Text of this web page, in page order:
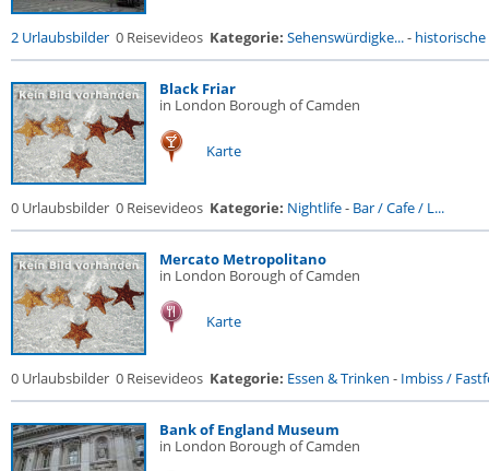
2 Urlaubsbilder 0 Reisevideos Kategorie: Sehenswürdigke...- historische
Black Friar
in London Borough of Camden
Karte
0 Urlaubsbilder 0 Reisevideos Kategorie: Nightlife- Bar / Cafe / L...
Mercato Metropolitano
in London Borough of Camden
Karte
0 Urlaubsbilder 0 Reisevideos Kategorie: Essen & Trinken - Imbiss /
Bank of England Museum
in London Borough of Camden